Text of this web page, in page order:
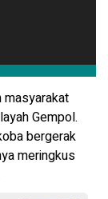
masyarakat
Gempol.
bergerak
meringkus